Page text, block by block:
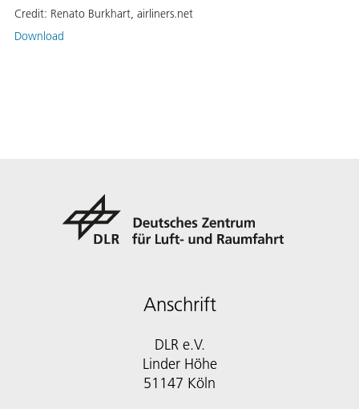
Credit: Renato Burkhart, airliners.net
Download
Anschrift
DLR e.V.
Linder Höhe
51147 Köln